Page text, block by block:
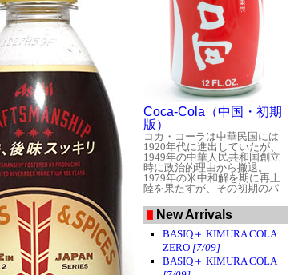
Coca-Cola（中国・初期
版）
コカ・コーラは中華民国には
1920年代に進出していたが、
1949年の中華人民共和国創立
時に政治的理由から撤退。
1979年の米中和解を期に再上
陸を果たすが、その初期のパ
である。販売が決定した当
時、共産主義体制下で子会社
（ボトラー）を設立させる事
は困難であった。そこで同社
は急遽カリフォルニアのボト
ラーに中国輸出専用Coca-Cola
を製造させた。徹底した「一
New Arrivals
BASIQ＋ KIMURA COLA
ZERO [7/09]
BASIQ＋ KIMURA COLA